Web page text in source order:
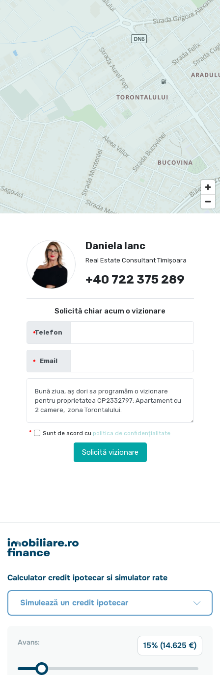
Daniela Ianc
Real Estate Consultant Timișoara
+40 722 375 289
Solicită chiar acum o vizionare
Telefon
Email
Sunt de acord cu politica de confidențialitate
Solicită vizionare